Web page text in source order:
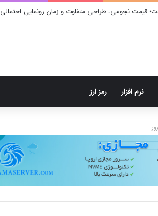
قیمت نجومی، طراحی متفاوت و زمان رونمایی احتمالی
نرم افزار رمز ارز